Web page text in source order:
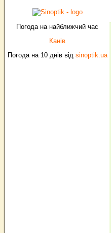
Погода на найближчий час
Канів
Погода на 10 днів від sinoptik.ua